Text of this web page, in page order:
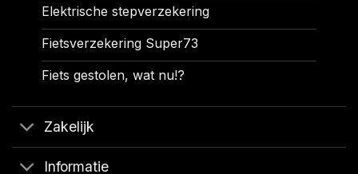
Elektrische stepverzekering
Fietsverzekering Super73
Fiets gestolen, wat nu!?
Zakelijk
Informatie